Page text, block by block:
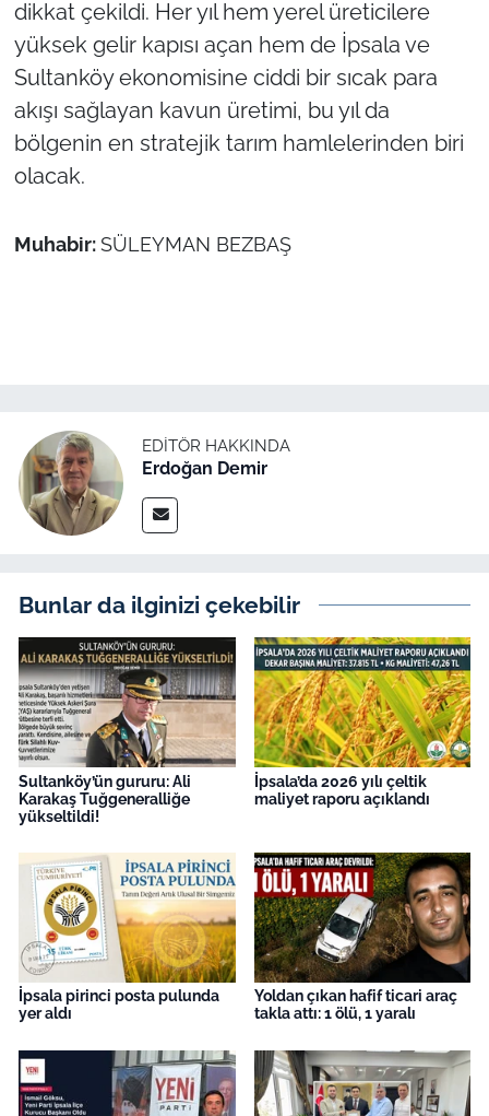
dikkat çekildi. Her yıl hem yerel üreticilere
yüksek gelir kapısı açan hem de İpsala ve
Sultanköy ekonomisine ciddi bir sıcak para
akışı sağlayan kavun üretimi, bu yıl da
bölgenin en stratejik tarım hamlelerinden biri
olacak.
Muhabir: SÜLEYMAN BEZBAŞ
EDITÖR HAKKINDA
Erdoğan Demir
Bunlar da ilginizi çekebilir
Sultanköy’ün gururu: Ali
Karakaş Tuğgeneralliğe
yükseltildi!
İpsala’da 2026 yılı çeltik
maliyet raporu açıklandı
İpsala pirinci posta pulunda
yer aldı
Yoldan çıkan hafif ticari araç
takla attı: 1 ölü, 1 yaralı